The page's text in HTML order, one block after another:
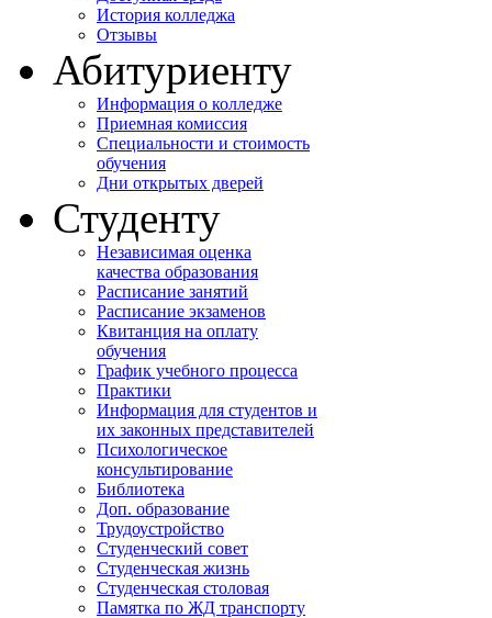
История колледжа
Отзывы
Абитуриенту
Информация о колледже
Приемная комиссия
Специальности и стоимость
обучения
Дни открытых дверей
Студенту
Независимая оценка
качества образования
Расписание занятий
Расписание экзаменов
Квитанция на оплату
обучения
График учебного процесса
Практики
Информация для студентов и
их законных представителей
Психологическое
консультирование
Библиотека
Доп. образование
Трудоустройство
Студенческий совет
Студенческая жизнь
Студенческая столовая
Памятка по ЖД транспорту